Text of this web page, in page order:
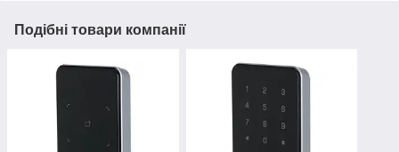
Подібні товари компанії